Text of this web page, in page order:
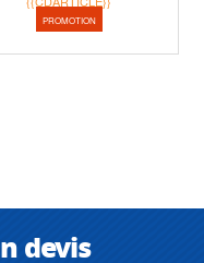
PROMOTION
devis